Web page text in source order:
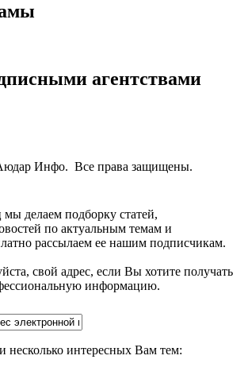
агентствами
Инфо. Все права защищены.
делаем подборку статей,
по актуальным темам и
рассылаем ее нашим подписчикам.
свой адрес, если Вы хотите получать
информацию.
несколько интересных Вам тем: